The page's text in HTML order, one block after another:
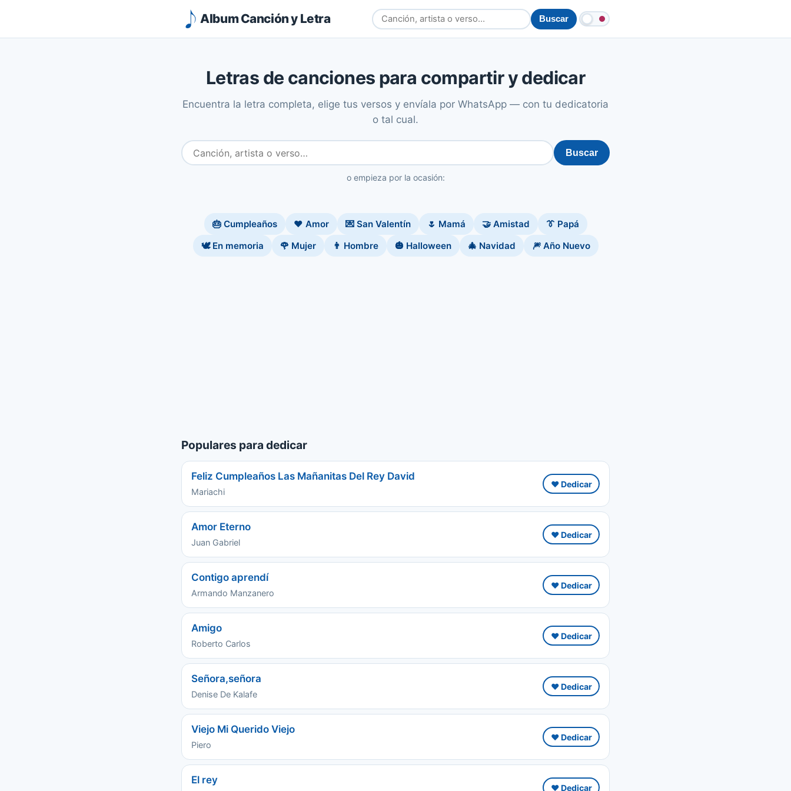
Album Canción y Letra Buscar
Letras de canciones para compartir y dedicar
Encuentra la letra completa, elige tus versos y envíala por WhatsApp — con tu dedicatoria
o tal cual.
Buscar
o empieza por la ocasión:
🎂 Cumpleaños ❤️ Amor 💌 San Valentín 🌷 Mamá 🤝 Amistad
👔 Papá
🕊️ En memoria
🌹 Mujer 👨 Hombre 🎃 Halloween 🎄 Navidad 🎆 Año Nuevo
Populares para dedicar
Feliz Cumpleaños Las Mañanitas Del Rey David
Mariachi
❤️ Dedicar
Amor Eterno
Juan Gabriel
❤️ Dedicar
Contigo aprendí
Armando Manzanero
❤️ Dedicar
Amigo
Roberto Carlos
❤️ Dedicar
Señora,señora
Denise De Kalafe
❤️ Dedicar
Viejo Mi Querido Viejo
Piero
❤️ Dedicar
El rey
❤️ Dedicar